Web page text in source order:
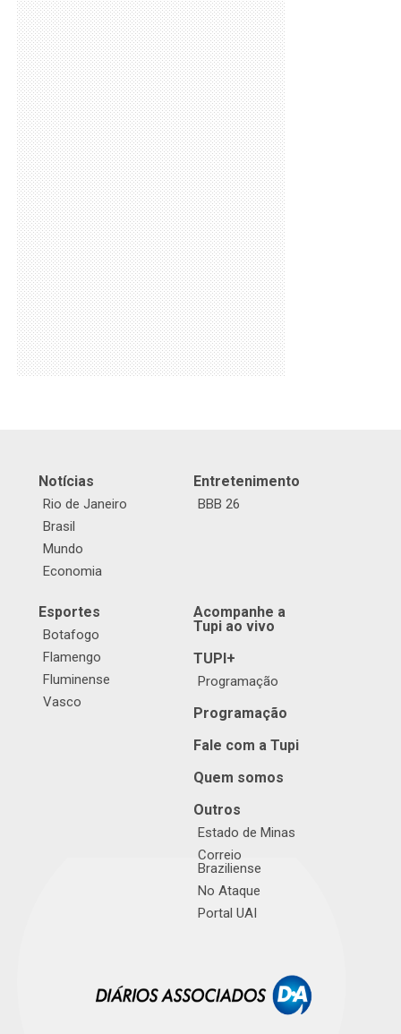
Notícias
Rio de Janeiro
Brasil
Mundo
Economia
Entretenimento
BBB 26
Esportes
Botafogo
Flamengo
Fluminense
Vasco
Acompanhe a
Tupi ao vivo
TUPI+
Programação
Programação
Fale com a Tupi
Quem somos
Outros
Estado de Minas
Correio
Braziliense
No Ataque
Portal UAI